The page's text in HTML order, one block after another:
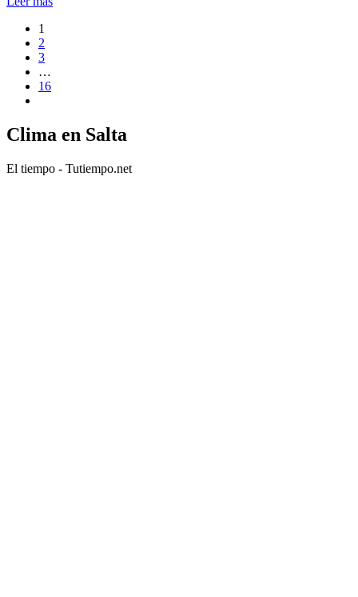
1
2
3
…
16
Clima en Salta
El tiempo - Tutiempo.net